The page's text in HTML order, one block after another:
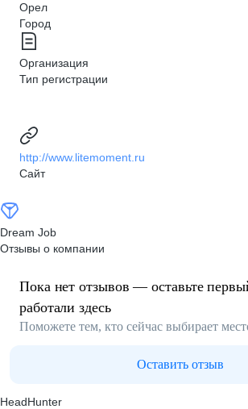
Орел
Город
Организация
Тип регистрации
http://www.litemoment.ru
Сайт
Dream Job
Отзывы о компании
Пока нет отзывов — оставьте
работали здесь
Поможете тем, кто сейчас выбирает
Оставить отзыв
HeadHunter